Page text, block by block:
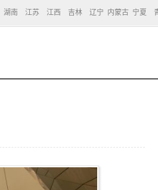
湖南 江苏 江西 吉林 辽宁 内蒙古 宁夏